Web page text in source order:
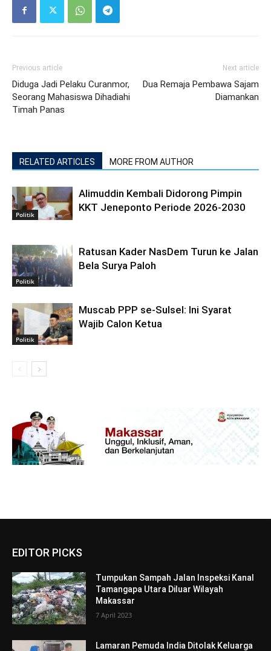
Previous article
Diduga Jadi Pelaku Curanmor,
Seorang Mahasiswa Dihadiahi
Timah Panas
Next article
Dua Remaja Pembawa Sajam
Diamankan
RELATED ARTICLES MORE FROM AUTHOR
Politik
Alimuddin Kembali Didorong Pimpin
KKT Jeneponto Periode 2026-2030
Politik
Ratusan Kader NasDem Turun ke Jalan
Bela Surya Paloh
Politik
Muscab PPP se-Sulsel: Ini Syarat
Wajib Calon Ketua
EDITOR PICKS
Tumpukan Sampah Jalan Inspeksi Kanal
Tamangapa Utara Diluar Wilayah
Makassar
7 April 2023
Lamaran Pemuda India Ditolak Keluarga